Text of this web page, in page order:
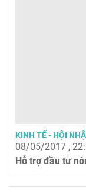
KINH TẾ - HỘI
08/05/2017 ,
Hỗ trợ đầu tư